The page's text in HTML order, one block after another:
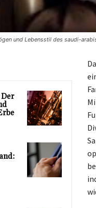
und Lebensstil des saudi-